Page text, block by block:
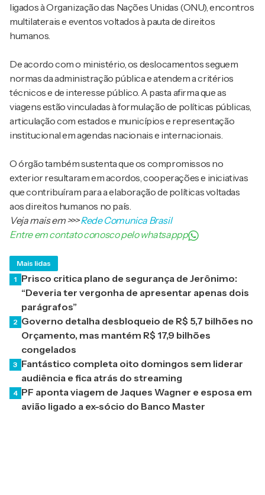
ligados à Organização das Nações Unidas (ONU), encontros
multilaterais e eventos voltados à pauta de direitos
humanos.
De acordo com o ministério, os deslocamentos seguem
normas da administração pública e atendem a critérios
técnicos e de interesse público. A pasta afirma que as
viagens estão vinculadas à formulação de políticas públicas,
articulação com estados e municípios e representação
institucional em agendas nacionais e internacionais.
O órgão também sustenta que os compromissos no
exterior resultaram em acordos, cooperações e iniciativas
que contribuíram para a elaboração de políticas voltadas
aos direitos humanos no país.
Veja mais em>>>Rede Comunica Brasil
Entre em contato conosco pelo whatsappp
Mais lidas
1 Prisco critica plano de segurança de Jerônimo:
“Deveria ter vergonha de apresentar apenas dois
parágrafos”
2 Governo detalha desbloqueio de R$ 5,7 bilhões no
Orçamento, mas mantém R$ 17,9 bilhões
congelados
3 Fantástico completa oito domingos sem liderar
audiência e fica atrás do streaming
4 PF aponta viagem de Jaques Wagner e esposa em
avião ligado a ex-sócio do Banco Master